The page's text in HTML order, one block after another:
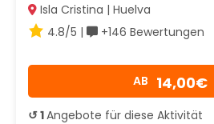
Isla Cristina | Huelva
4.8/5 |
+146 Bewertungen
AB 14,00€
↺ 1Angebote für diese Aktivität